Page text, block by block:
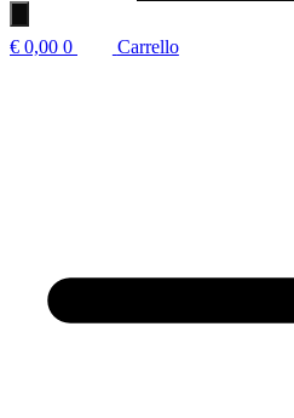
€ 0,00 0 Carrello